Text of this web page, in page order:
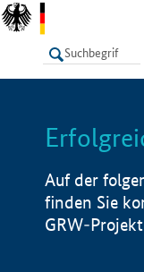
LISTE
Auf der
finden Sie
GRW-